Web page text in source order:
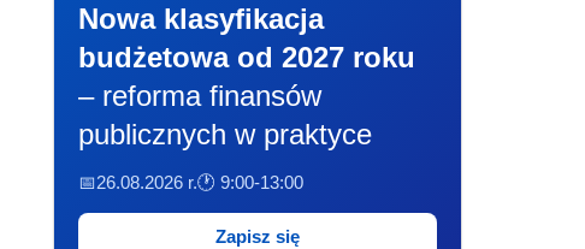
Nowa klasyfikacja
budżetowa od 2027 roku
– reforma finansów
publicznych w praktyce
📅26.08.2026 r.🕐 9:00-13:00
Zapisz się